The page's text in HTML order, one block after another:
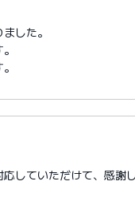
した。
していただけて、感謝